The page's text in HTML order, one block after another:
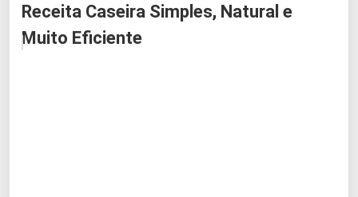
Receita Caseira Simples, Natural e
Muito Eficiente